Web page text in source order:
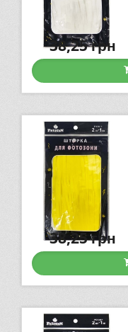
38,25грн
38,25грн